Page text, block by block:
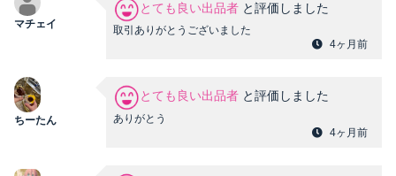
マチェイ
とても良い出品者 と評価しました
取引ありがとうございました
4ヶ月前
ちーたん
とても良い出品者 と評価しました
ありがとう
4ヶ月前